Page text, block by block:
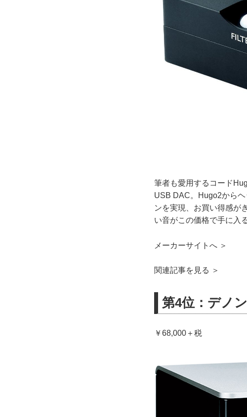
筆者も愛用するコード
USB DAC。Hugo2から
ンを実現、お買い得感が
い音がこの価格で手に入
メーカーサイトへ ＞
関連記事を見る ＞
第4位：デノ
￥68,000＋税